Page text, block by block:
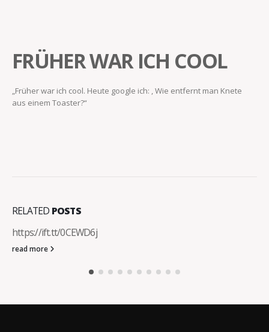
FRÜHER WAR ICH COOL
„Früher war ich cool. Heute google ich: , Wie entfernt man Knete
aus einem Toaster?“
RELATED POSTS
https://ift.tt/0CEWD6j
read more